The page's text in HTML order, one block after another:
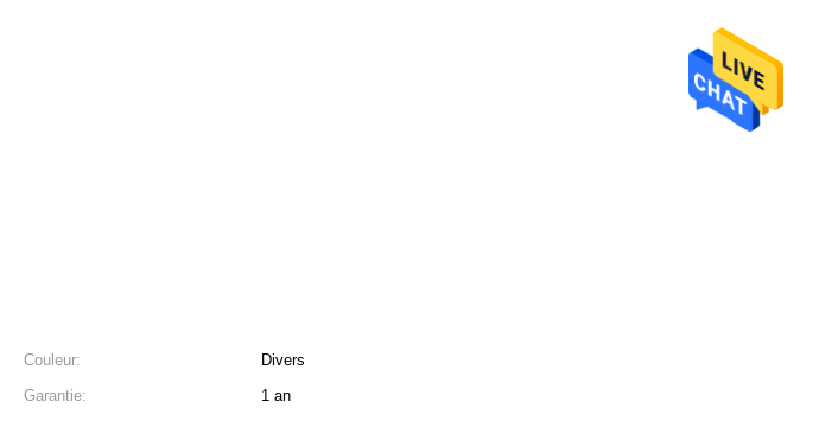
Couleur:
Divers
Garantie:
1 an